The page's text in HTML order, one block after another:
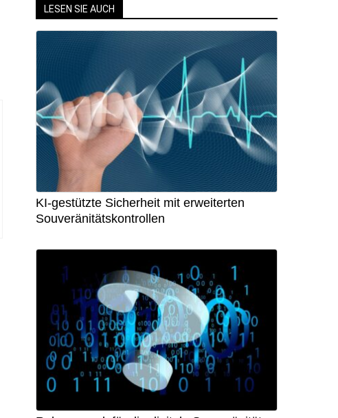
LESEN SIE AUCH
KI-gestützte Sicherheit mit erweiterten
Souveränitätskontrollen